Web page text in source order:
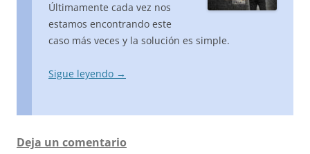
Últimamente cada vez nos
estamos encontrando este
caso más veces y la solución es simple.
Sigue leyendo →
Deja un comentario